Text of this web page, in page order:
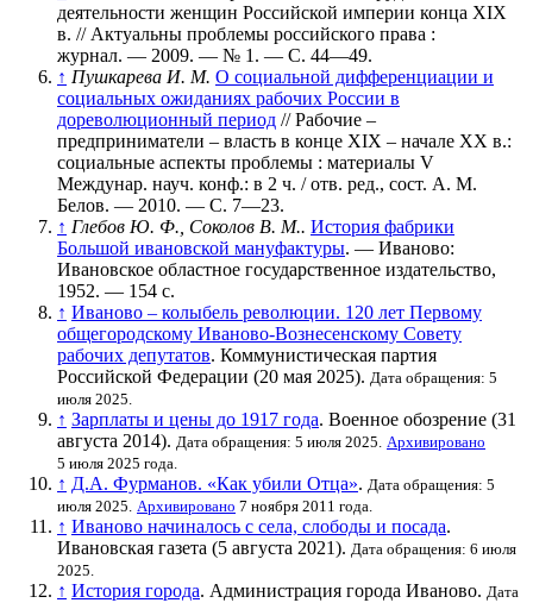
деятельности женщин Российской империи конца XIX
в. // Актуальны проблемы российского права :
журнал. — 2009. — № 1 . — С. 44—49.
↑ Пушкарева И. М. О социальной дифференциации и
социальных ожиданиях рабочих России в
дореволюционный период // Рабочие –
предприниматели – власть в конце XIX – начале ХХ в.:
социальные аспекты проблемы : материалы V
Междунар. науч. конф.: в 2 ч. / отв. ред., сост. А. М.
Белов. — 2010. — С. 7—23.
↑ Глебов Ю. Ф., Соколов В. М.. История фабрики
Большой ивановской мануфактуры. — Иваново:
Ивановское областное государственное издательство,
1952. — 154 с.
↑ Иваново – колыбель революции. 120 лет Первому
общегородскому Иваново-Вознесенскому Совету
рабочих депутатов. Коммунистическая партия
Российской Федерации (20 мая 2025). Дата обращения: 5
июля 2025.
↑ Зарплаты и цены до 1917 года. Военное обозрение (31
августа 2014). Дата обращения: 5 июля 2025. Архивировано
5 июля 2025 года.
↑ Д.А. Фурманов. «Как убили Отца». Дата обращения: 5
июля 2025. Архивировано 7 ноября 2011 года.
↑ Иваново начиналось с села, слободы и посада.
Ивановская газета (5 августа 2021). Дата обращения: 6 июля
2025.
↑ История города. Администрация города Иваново. Дата